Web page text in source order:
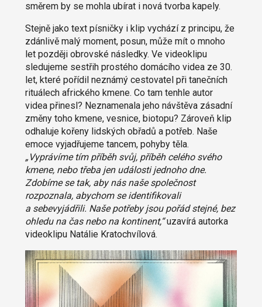
směrem by se mohla ubírat i nová tvorba kapely.
Stejně jako text písničky i klip vychází z principu, že
zdánlivě malý moment, posun, může mít o mnoho
let později obrovské následky. Ve videoklipu
sledujeme sestřih prostého domácího videa ze 30.
let, které pořídil neznámý cestovatel při tanečních
rituálech afrického kmene. Co tam tenhle autor
videa přinesl? Neznamenala jeho návštěva zásadní
změny toho kmene, vesnice, biotopu? Zároveň klip
odhaluje kořeny lidských obřadů a potřeb. Naše
emoce vyjadřujeme tancem, pohyby těla.
„Vyprávíme tím příběh svůj, příběh celého svého
kmene, nebo třeba jen události jednoho dne.
Zdobíme se tak, aby nás naše společnost
rozpoznala, abychom se identifikovali
a sebevyjádřili. Naše potřeby jsou pořád stejné, bez
ohledu na čas nebo na kontinent,“uzavírá autorka
videoklipu Natálie Kratochvílová.